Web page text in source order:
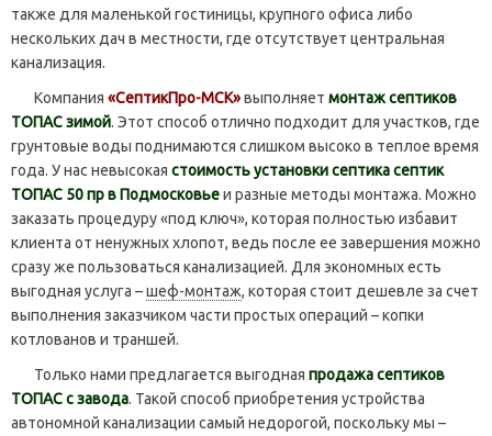
также для маленькой гостиницы, крупного офиса либо
нескольких дач в местности, где отсутствует центральная
канализация.
Компания «СептикПро-МСК»выполняет монтаж септиков
ТОПАС зимой. Этот способ отлично подходит для участков, где
грунтовые воды поднимаются слишком высоко в теплое время
года. У нас невысокая стоимость установки септика септик
ТОПАС 50 пр в Подмосковьеи разные методы монтажа. Можно
заказать процедуру «под ключ», которая полностью избавит
клиента от ненужных хлопот, ведь после ее завершения можно
сразу же пользоваться канализацией. Для экономных есть
выгодная услуга –шеф-монтаж, которая стоит дешевле за счет
выполнения заказчиком части простых операций – копки
котлованов и траншей.
Только нами предлагается выгодная продажа септиков
ТОПАС с завода. Такой способ приобретения устройства
автономной канализации самый недорогой, поскольку мы –